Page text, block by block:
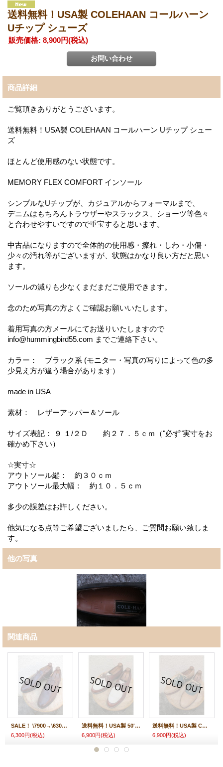
送料無料！USA製 COLEHAAN コールハーン
Uチップ シューズ
販売価格: 8,900円(税込)
商品詳細
ご覧頂きありがとうございます。
送料無料！USA製 COLEHAAN コールハーン Uチップ シュー
ズ
ほとんど使用感のない状態です。
MEMORY FLEX COMFORT インソール
シンプルなUチップが、カジュアルからフォーマルまで、
デニムはもちろんトラウザーやスラックス、ショーツ等色々
と合わせやすいですので重宝すると思います。
中古品になりますので全体的の使用感・擦れ・しわ・小傷・
少々の汚れ等がございますが、状態はかなり良い方だと思い
ます。
ソールの減りも少なくまだまだご使用できます。
念のため写真の方よくご確認お願いいたします。
着用写真の方メールにてお送りいたしますので
info@hummingbird55.com までご連絡下さい。
カラー： ブラック系 (モニター・写真の写りによって色の多
少見え方が違う場合があります）
made in USA
素材： レザーアッパー＆ソール
サイズ表記： ９ １/２Ｄ 約２７．５ｃｍ（"必ず"実寸をお
確かめ下さい）
☆実寸☆
アウトソール縦： 約３０ｃｍ
アウトソール最大幅： 約１０．５ｃｍ
多少の誤差はお許しください。
他気になる点等ご希望ございましたら、ご質問お願い致しま
す。
他の写真
関連商品
SALE！ \7900→\6300！USA製 COLEHAAN コールハーン CALFSKIN カーフ 内羽プレーン ドレスシューズ
6,300円(税込)
送料無料！USA製 50's VINTAGE FREEMAN フリーマン CONB シューズ 2TONE
6,900円(税込)
送料無料！USA製 COLE HAAN コールハーン サドルシューズ ヌバック
6,900円(税込)